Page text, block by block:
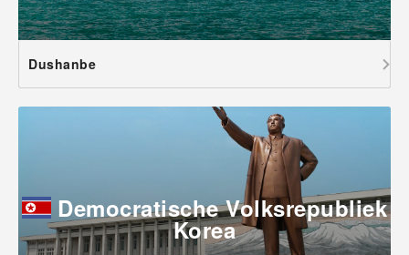
Dushanbe
Democratische Volksrepubliek
Korea